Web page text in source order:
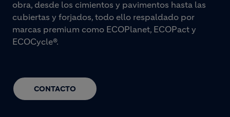
CONTACTO
obra, desde los cimientos y pavimentos hasta las
cubiertas y forjados, todo ello respaldado por
marcas premium como ECOPlanet, ECOPact y
ECOCycle®.